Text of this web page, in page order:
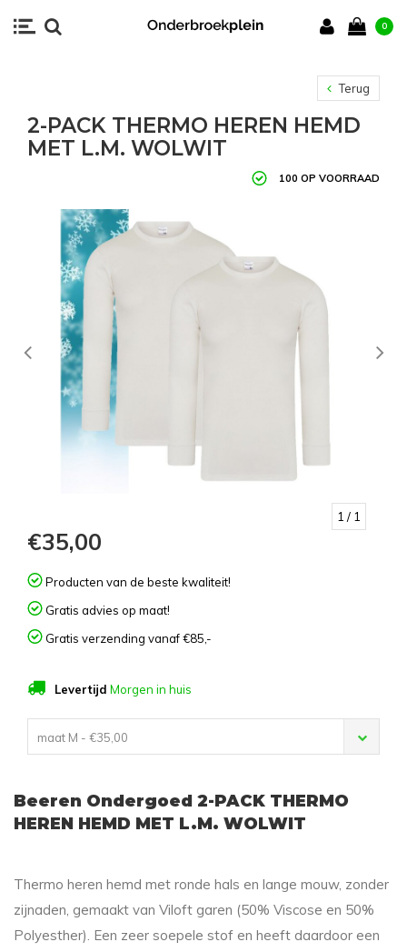
0
Terug
2-PACK THERMO HEREN HEMD
MET L.M. WOLWIT
100 OP VOORRAAD
1 / 1
€35,00
Producten van de beste kwaliteit!
Gratis advies op maat!
Gratis verzending vanaf €85,-
Levertijd Morgen in huis
maat M - €35,00
Beeren Ondergoed 2-PACK THERMO
HEREN HEMD MET L.M. WOLWIT
Thermo heren hemd met ronde hals en lange mouw, zonder
zijnaden, gemaakt van Viloft garen (50% Viscose en 50%
Polyesther). Een zeer soepele stof en heeft daardoor een